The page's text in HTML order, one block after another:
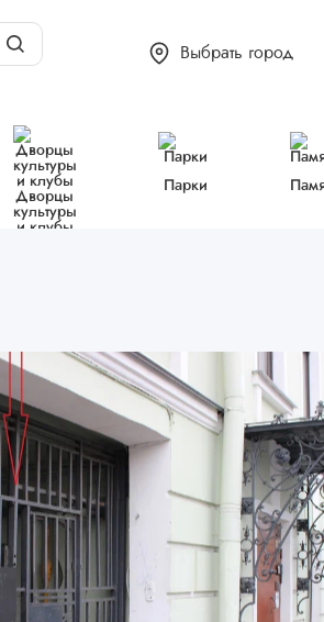
Выбрать город
Дворцы
культуры
и клубы
Парки